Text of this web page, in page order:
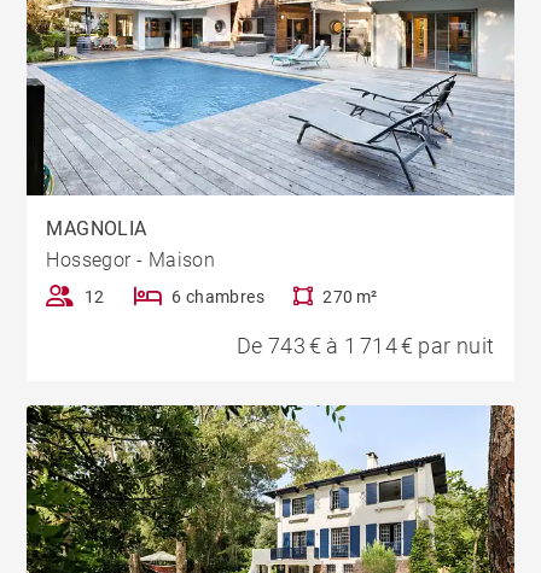
MAGNOLIA
Hossegor - Maison
12 6 chambres 270 m²
De 743 € à 1 714 € par nuit